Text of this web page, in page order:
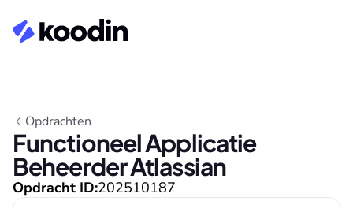
Opdrachten
Functioneel Applicatie
Beheerder Atlassian
Opdracht ID:202510187